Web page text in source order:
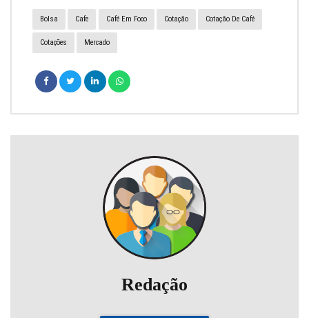
Bolsa Cafe Café Em Foco Cotação Cotação De Café
Cotações Mercado
Redação